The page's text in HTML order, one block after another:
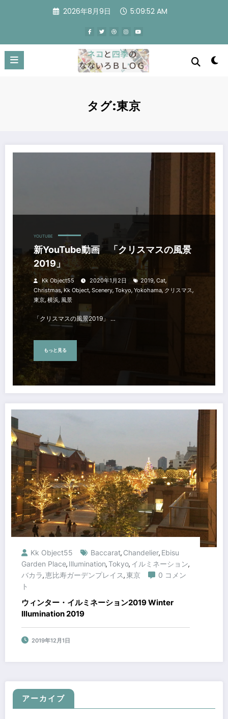
ツ
へ
キ
2026年8月9日 5:09:53 AM
タグ:東京
YOUTUBE
新YouTube動画 「クリスマスの風景
2019」
Kk Object55 2020年1月2日 2019, Cat,
Christmas, Kk Object, Scenery, Tokyo, Yokohama, クリスマス,
東京,横浜, 風景
「クリスマスの風景2019」 …
もっと見る
Kk Object55 Baccarat, Chandelier, Ebisu
Garden Place, Illumination,Tokyo, イルミネーション,
バカラ,恵比寿ガーデンプレイス,東京
0 コメン
ト
ウィンター・イルミネーション2019 Winter
Illumination 2019
2019年12月1日
アーカイブ